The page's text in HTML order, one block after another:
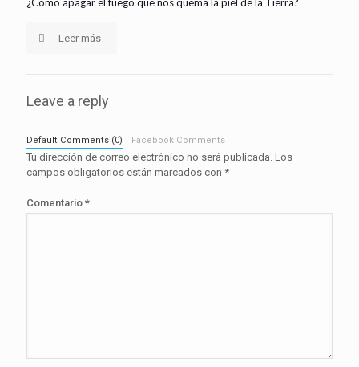
Leer más
Leave a reply
Default Comments (0) Facebook Comments
Tu dirección de correo electrónico no será publicada. Los
campos obligatorios están marcados con *
Comentario *